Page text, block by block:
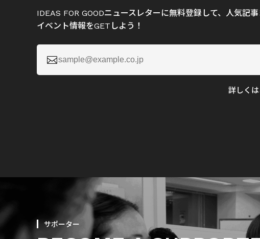
IDEAS FOR GOODニュースレターに無料登録して、人気記
イベント情報をGETしよう！

詳しく
サポーター